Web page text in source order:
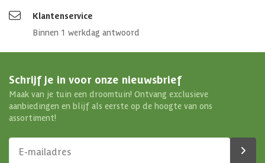
Klantenservice
Binnen 1 werkdag antwoord
Schrijf je in voor onze nieuwsbrief
Maak van je tuin een droomtuin! Ontvang exclusieve
aanbiedingen en blijf als eerste op de hoogte van ons
assortiment!